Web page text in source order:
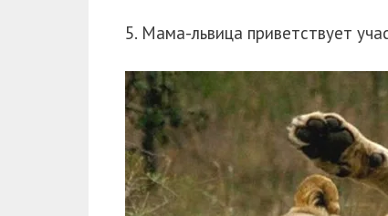
5. Мама-львица приветствует